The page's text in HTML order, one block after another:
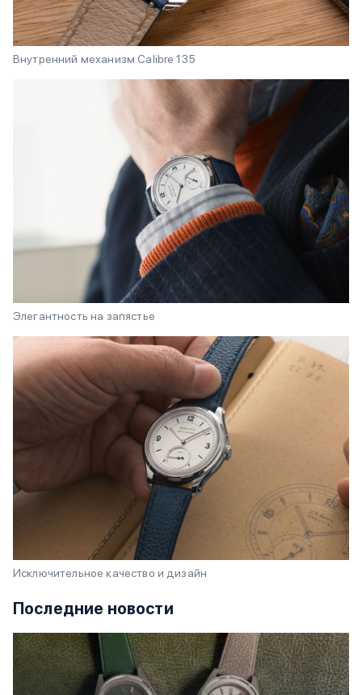
Внутренний механизм Calibre 135
Элегантность на запястье
Исключительное качество и дизайн
Последние новости